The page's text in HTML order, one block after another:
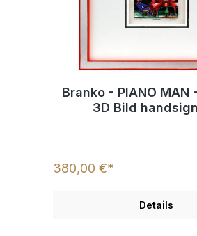
Branko - PIANO MAN
3D Bild
380,00 €*
Details